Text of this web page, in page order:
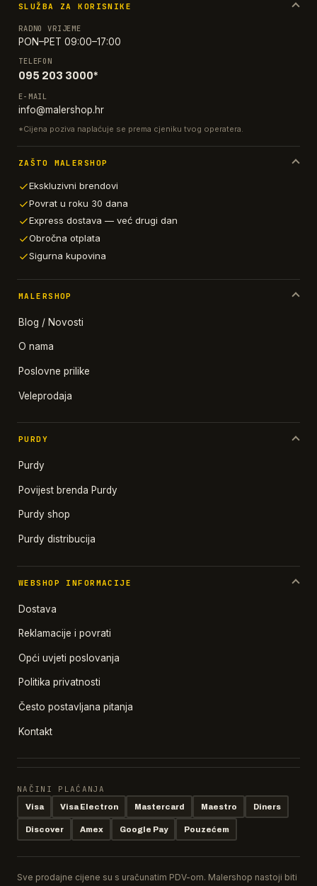
SLUŽBA ZA KORISNIKE
RADNO VRIJEME
PON–PET 09:00–17:00
TELEFON
095 203 3000*
E-MAIL
info@malershop.hr
*Cijena poziva naplaćuje se prema cjeniku tvog operatera.
ZAŠTO MALERSHOP
Ekskluzivni brendovi
Povrat u roku 30 dana
Express dostava — već drugi dan
Obročna otplata
Sigurna kupovina
MALERSHOP
Blog / Novosti
O nama
Poslovne prilike
Veleprodaja
PURDY
Purdy
Povijest brenda Purdy
Purdy shop
Purdy distribucija
WEBSHOP INFORMACIJE
Dostava
Reklamacije i povrati
Opći uvjeti poslovanja
Politika privatnosti
Često postavljana pitanja
Kontakt
NAČINI PLAĆANJA
Visa Visa Electron Mastercard Maestro Diners
Discover Amex Google Pay Pouzećem
Sve prodajne cijene su s uračunatim PDV-om. Malershop nastoji biti